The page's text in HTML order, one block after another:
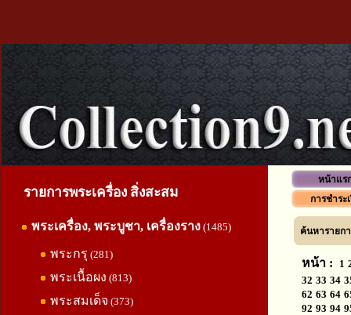
รายการพระเครื่อง สิ่งสะสม
พระเครื่อง, พระบูชา, เครื่องราง (1485)
พระกรุ (281)
พระเนื้อผง (813)
พระสมเด็จ (373)
หน้าแร
การชำระ
ค้นหารายก
หน้า : 1
32 33 34
62 63 64
92 93 94